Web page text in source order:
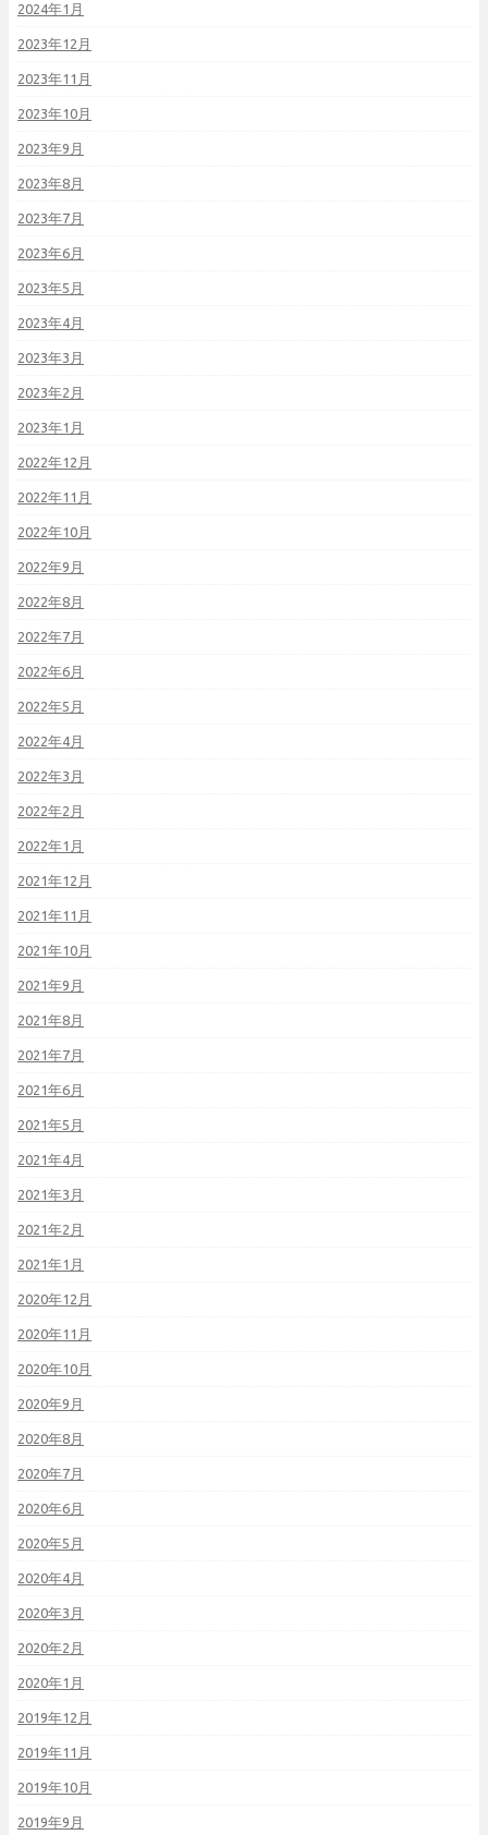
2024年1月
2023年12月
2023年11月
2023年10月
2023年9月
2023年8月
2023年7月
2023年6月
2023年5月
2023年4月
2023年3月
2023年2月
2023年1月
2022年12月
2022年11月
2022年10月
2022年9月
2022年8月
2022年7月
2022年6月
2022年5月
2022年4月
2022年3月
2022年2月
2022年1月
2021年12月
2021年11月
2021年10月
2021年9月
2021年8月
2021年7月
2021年6月
2021年5月
2021年4月
2021年3月
2021年2月
2021年1月
2020年12月
2020年11月
2020年10月
2020年9月
2020年8月
2020年7月
2020年6月
2020年5月
2020年4月
2020年3月
2020年2月
2020年1月
2019年12月
2019年11月
2019年10月
2019年9月